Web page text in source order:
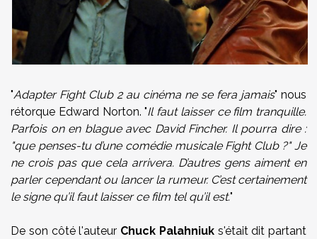
"Adapter Fight Club 2 au cinéma ne se fera jamais" nous
rétorque Edward Norton. "Il faut laisser ce film tranquille.
Parfois on en blague avec David Fincher. Il pourra dire :
"que penses-tu d’une comédie musicale Fight Club ?" Je
ne crois pas que cela arrivera. D’autres gens aiment en
parler cependant ou lancer la rumeur. C’est certainement
le signe qu’il faut laisser ce film tel qu’il est."
De son côté l'auteur Chuck Palahniuks'était dit partant